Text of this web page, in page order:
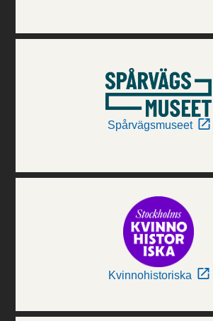
Spårvägsmuseet
Kvinnohistoriska